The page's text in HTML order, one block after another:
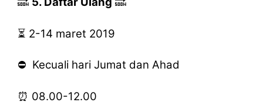
⏳ 2-14 maret 2019
⛔ Kecuali hari Jumat dan Ahad
⏰ 08.00-12.00